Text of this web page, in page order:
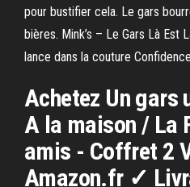
pour bustifier cela. Le gars
bières. Mink’s – Le Gars Là Est
lance dans la couture
Achetez Un gars
A la maison / La
amis - Coffret 2
Amazon.fr ✓